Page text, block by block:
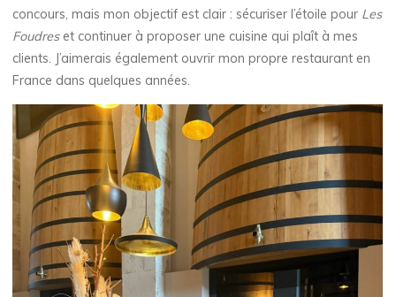
concours, mais mon objectif est clair : sécuriser l’étoile pour Les
Foudreset continuer à proposer une cuisine qui plaît à mes
clients. J’aimerais également ouvrir mon propre restaurant en
France dans quelques années.